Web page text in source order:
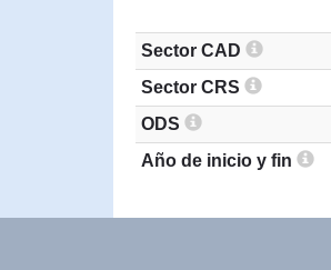
Sector CAD
Sector CRS
ODS
Año de inicio y fin